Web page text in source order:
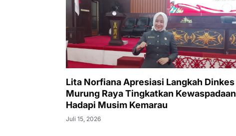
Lita Norfiana Apresiasi Langkah Dinkes
Murung Raya Tingkatkan Kewaspadaan
Hadapi Musim Kemarau
Juli 15, 2026